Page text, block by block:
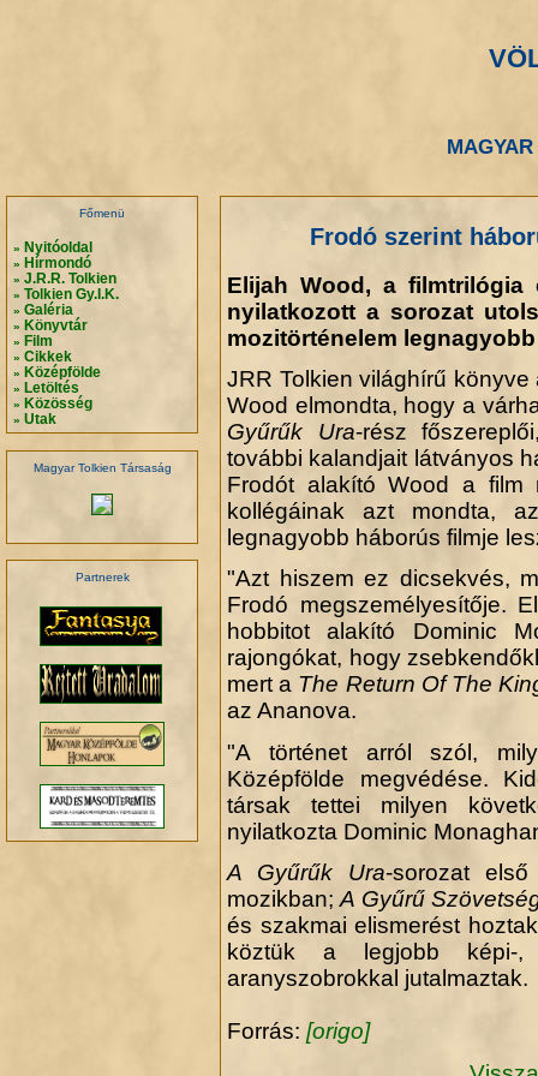
Főmenü
» Nyitóoldal
» Hírmondó
» J.R.R. Tolkien
» Tolkien Gy.I.K.
» Galéria
» Könyvtár
» Film
» Cikkek
» Középfölde
» Letöltés
» Közösség
» Utak
Magyar Tolkien Társaság
Partnerek
Frodó szerint
Elijah Wood, a filmtrilógia
nyilatkozott a sorozat
mozitörténelem
JRR Tolkien világhírű
Wood elmondta, hogy a
Gyűrűk Ura-rész
további kalandjait látványos
Frodót alakító Wood a film
kollégáinak azt mondta,
legnagyobb háborús filmje
"Azt hiszem ez dicsekvés,
Frodó megszemélyesítője.
hobbitot alakító Dominic
rajongókat, hogy
mert a The Return Of The
az Ananova.
"A történet arról szól,
Középfölde megvédése.
társak tettei milyen
nyilatkozta Dominic
A Gyűrűk Ura-sorozat
mozikban;A Gyűrű
és szakmai elismerést
köztük a legjobb képi-
aranyszobrokkal jutalmaztak.
Forrás: [origo]